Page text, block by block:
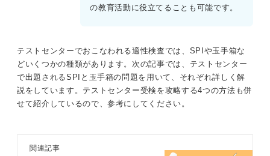
の教育活動に役立てることも可能です。
テストセンターでおこなわれる適性検査では、SPIや玉手箱な
どいくつかの種類があります。次の記事では、テストセンター
で出題されるSPIと玉手箱の問題を用いて、それぞれ詳しく解
説をしています。テストセンター受検を攻略する4つの方法も併
せて紹介しているので、参考にしてください。
関連記事